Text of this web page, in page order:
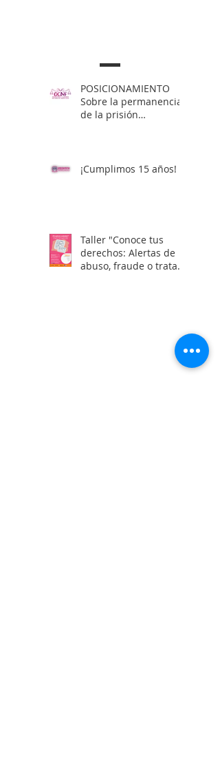
POSICIONAMIENTO
Sobre la permanencia
de la prisión
¡Cumplimos 15 años!
Taller "Conoce tus
derechos: Alertas de
abuso, fraude o trata
Calle Campeche Mza. 42 Lte 29,
Torres de Kalá. CP 24085 Francisco
de Campeche, Campeche, México.